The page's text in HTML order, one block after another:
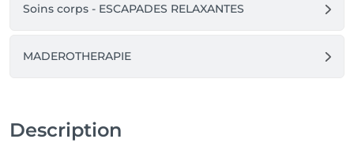
Soins corps - ESCAPADES RELAXANTES
MADEROTHERAPIE
Description